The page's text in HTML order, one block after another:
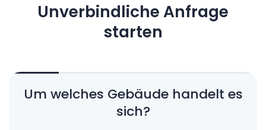
Unverbindliche Anfrage
starten